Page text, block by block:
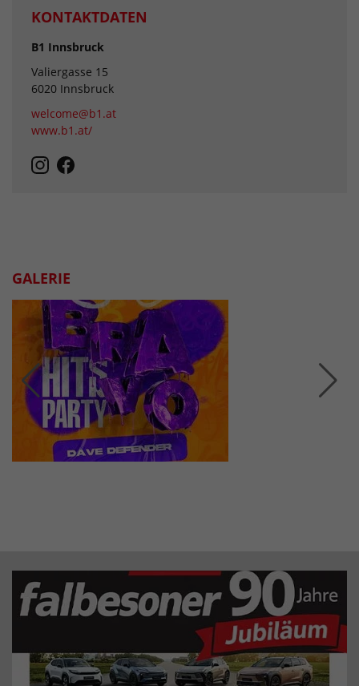
KONTAKTDATEN
B1 Innsbruck
Valiergasse 15
6020 Innsbruck
welcome@b1.at
www.b1.at/
GALERIE